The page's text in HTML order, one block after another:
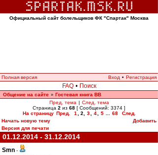
Официальный сайт болельщиков ФК "Спартак" Москва
Полная версия Вход • Регистрация
FAQ • Поиск
Общение на сайте » Гостевая книга ВВ
Пред. тема | След. тема
Страница 2 из 68 [ Сообщений: 3374 ]
На страницу Пред. 1 2 3 4 5 68
След.
Начать новую тему
Добавить
Версия для печати
01.12.2014 - 31.12.2014
Smn -